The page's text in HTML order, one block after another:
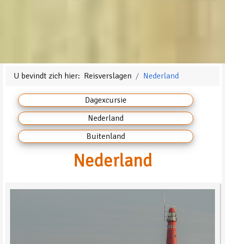
U bevindt zich hier: Reisverslagen Nederland
Dagexcursie
Nederland
Buitenland
Nederland